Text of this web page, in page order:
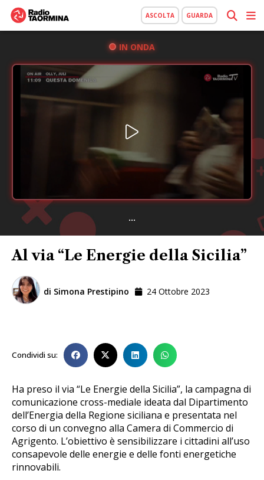
ASCOLTA GUARDA
IN ONDA
...
Al via “Le Energie della Sicilia”
di Simona Prestipino 24 Ottobre 2023
Condividi su:
Ha preso il via “Le Energie della Sicilia”, la campagna di
comunicazione cross-mediale ideata dal Dipartimento
dell’Energia della Regione siciliana e presentata nel
corso di un convegno alla Camera di Commercio di
Agrigento. L’obiettivo è sensibilizzare i cittadini all’uso
consapevole delle energie e delle fonti energetiche
rinnovabili.